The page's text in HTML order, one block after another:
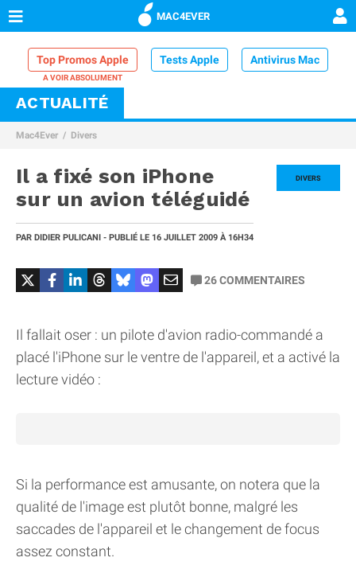
MAC4EVER
Top Promos Apple Tests Apple Antivirus Mac
VPN Mac
Comparatif iPhone
ACTUALITÉ
Mac4Ever Divers
DIVERS
Il a fixé son iPhone
sur un avion téléguidé
PAR DIDIER PULICANI - PUBLIÉ LE 16 JUILLET 2009 À 16H34
26COMMENTAIRES
Il fallait oser : un pilote d'avion radio-commandé a
placé l'iPhone sur le ventre de l'appareil, et a activé la
lecture vidéo :
Si la performance est amusante, on notera que la
qualité de l'image est plutôt bonne, malgré les
saccades de l'appareil et le changement de focus
assez constant.